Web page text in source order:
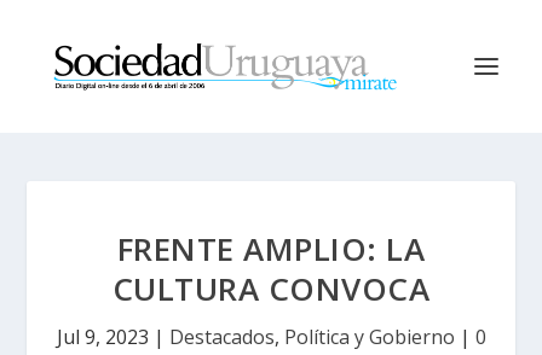
FRENTE AMPLIO: LA
CULTURA CONVOCA
Jul 9, 2023 | Destacados, Política y Gobierno | 0